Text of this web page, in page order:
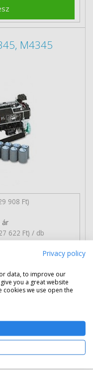
M4345
908 Ft)
ár
622 Ft) / db
336 Ft) / db
Privacy policy
data, to improve our
you a great website
we use open the